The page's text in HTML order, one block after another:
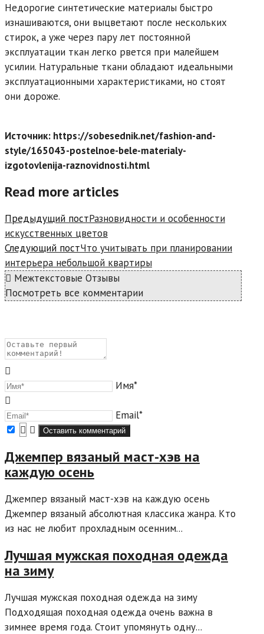
Недорогие синтетические материалы быстро
изнашиваются, они выцветают после нескольких
стирок, а уже через пару лет постоянной
эксплуатации ткан легко рвется при малейшем
усилии. Натуральные ткани обладают идеальными
эксплуатационными характеристиками, но стоят
они дороже.
Источник: https://sobesednik.net/fashion-and-
style/165043-postelnoe-bele-materialy-
izgotovlenija-raznovidnosti.html
Read more articles
Предыдущий постРазновидности и особенности
искусственных цветов
Следующий постЧто учитывать при планировании
интерьера небольшой квартиры
Межтекстовые Отзывы
Посмотреть все комментарии
Имя*
Email*
Джемпер вязаный маст-хэв на
каждую осень
Джемпер вязаный маст-хэв на каждую осень
Джемпер вязаный абсолютная классика жанра. Кто
из нас не любит прохладным осенним...
Лучшая мужская походная одежда
на зиму
Лучшая мужская походная одежда на зиму
Подходящая походная одежда очень важна в
зимнее время года. Стоит упомянуть одну...